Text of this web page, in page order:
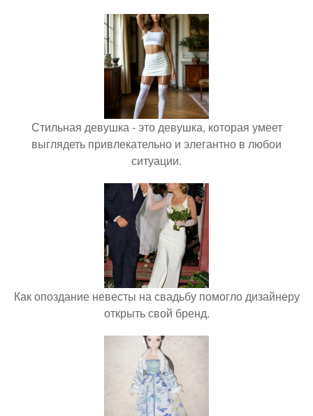
Стильная девушка - это девушка, которая умеет
выглядеть привлекательно и элегантно в любои
ситуации.
Как опоздание невесты на свадьбу помогло дизайнеру
открыть свой бренд.